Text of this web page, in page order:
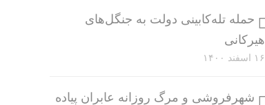
حمله تله‌کابینی دولت به جنگل‌های
هیرکانی
۱۶ اسفند ۱۴۰۰
شهرفروشی و مرگ روزانه عابران پیاده